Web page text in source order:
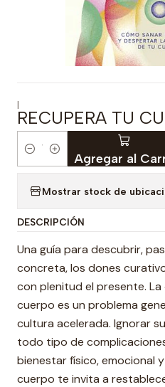
|
RECUPERA TU
Cantidad Agregar al
Mostrar stock de
DESCRIPCIÓN
Una guía para descubrir,
concreta, los dones
con plenitud el presente.
cuerpo es un problema
cultura acelerada. Ignorar
todo tipo de
bienestar físico, emocional
cuerpo te invita a